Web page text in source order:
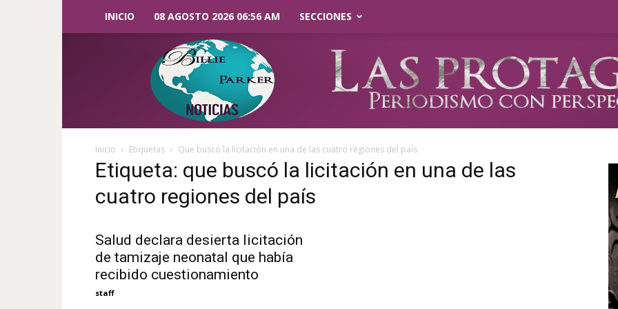
INICIO 08 AGOSTO 2026 06:56 AM SECCIONES
Parker
Noticias
Inicio Etiquetas Que buscó la licitación en una de las cuatro regiones del país
Etiqueta: que buscó la licitación en una de las
cuatro regiones del país
Salud declara desierta licitación
de tamizaje neonatal que había
recibido cuestionamiento
staff